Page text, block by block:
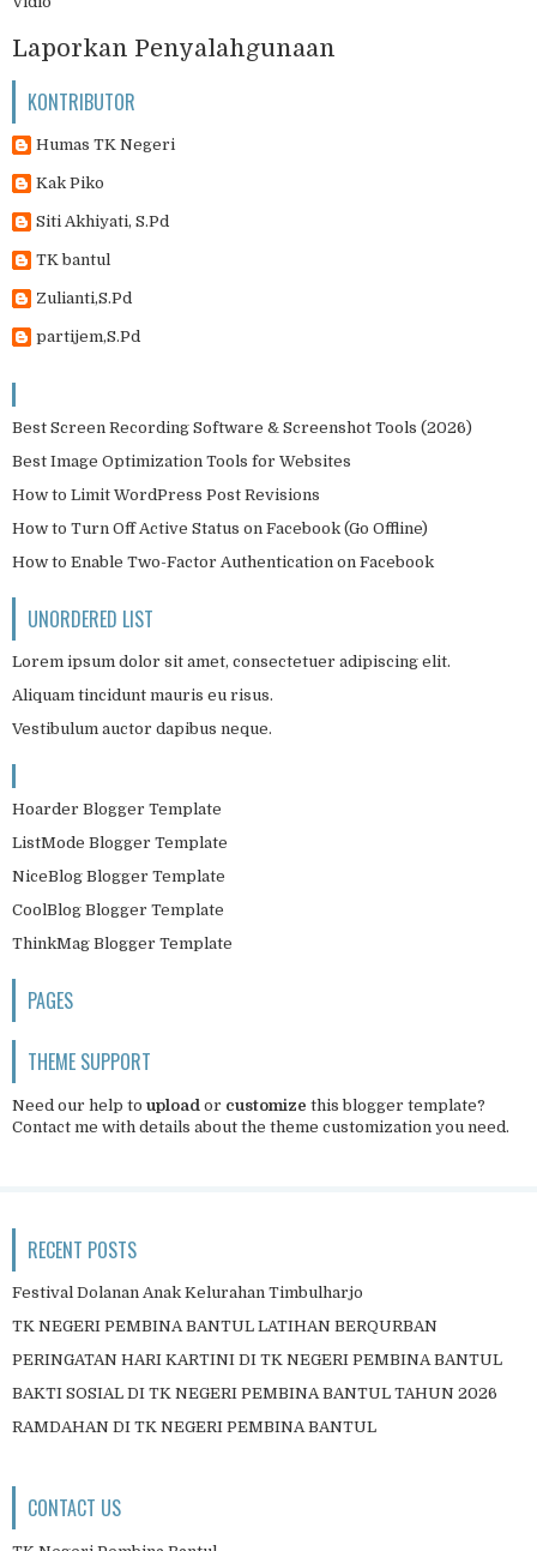
Laporkan Penyalahgunaan
KONTRIBUTOR
Humas TK Negeri
Kak Piko
Siti Akhiyati, S.Pd
TK bantul
Zulianti,S.Pd
partijem,S.Pd
Best Screen Recording Software & Screenshot Tools (2026)
Best Image Optimization Tools for Websites
How to Limit WordPress Post Revisions
How to Turn Off Active Status on Facebook (Go Offline)
How to Enable Two-Factor Authentication on Facebook
UNORDERED LIST
Lorem ipsum dolor sit amet, consectetuer adipiscing elit.
Aliquam tincidunt mauris eu risus.
Vestibulum auctor dapibus neque.
Hoarder Blogger Template
ListMode Blogger Template
NiceBlog Blogger Template
CoolBlog Blogger Template
ThinkMag Blogger Template
PAGES
THEME SUPPORT
Need our help to upload or customize this blogger template?
Contact me with details about the theme customization you need.
RECENT POSTS
Festival Dolanan Anak Kelurahan Timbulharjo
TK NEGERI PEMBINA BANTUL LATIHAN BERQURBAN
PERINGATAN HARI KARTINI DI TK NEGERI PEMBINA BANTUL
BAKTI SOSIAL DI TK NEGERI PEMBINA BANTUL TAHUN 2026
RAMDAHAN DI TK NEGERI PEMBINA BANTUL
CONTACT US